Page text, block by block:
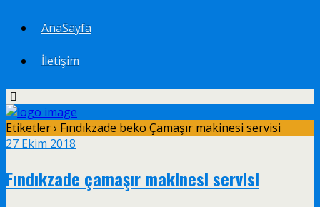
AnaSayfa
İletişim
Etiketler › Fındıkzade beko Çamaşır makinesi servisi
27 Ekim 2018
Fındıkzade çamaşır makinesi servisi